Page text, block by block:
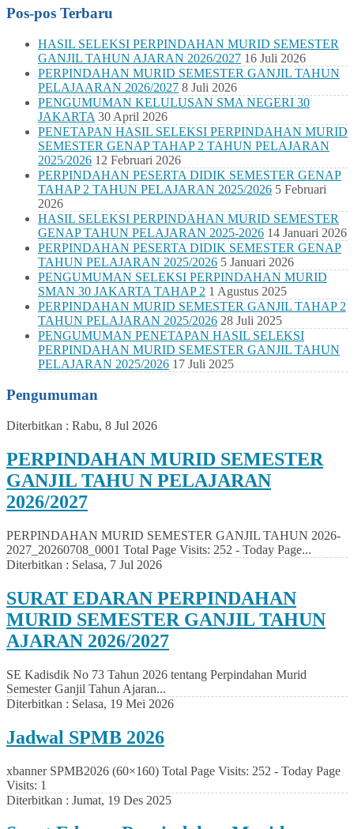
Pos-pos Terbaru
HASIL SELEKSI PERPINDAHAN MURID SEMESTER
GANJIL TAHUN AJARAN 2026/2027 16 Juli 2026
PERPINDAHAN MURID SEMESTER GANJIL TAHUN
PELAJAARAN 2026/2027 8 Juli 2026
PENGUMUMAN KELULUSAN SMA NEGERI 30
JAKARTA 30 April 2026
PENETAPAN HASIL SELEKSI PERPINDAHAN MURID
SEMESTER GENAP TAHAP 2 TAHUN PELAJARAN
2025/2026 12 Februari 2026
PERPINDAHAN PESERTA DIDIK SEMESTER GENAP
TAHAP 2 TAHUN PELAJARAN 2025/2026 5 Februari
2026
HASIL SELEKSI PERPINDAHAN MURID SEMESTER
GENAP TAHUN PELAJARAN 2025-2026 14 Januari 2026
PERPINDAHAN PESERTA DIDIK SEMESTER GENAP
TAHUN PELAJARAN 2025/2026 5 Januari 2026
PENGUMUMAN SELEKSI PERPINDAHAN MURID
SMAN 30 JAKARTA TAHAP 2 1 Agustus 2025
PERPINDAHAN MURID SEMESTER GANJIL TAHAP 2
TAHUN PELAJARAN 2025/2026 28 Juli 2025
PENGUMUMAN PENETAPAN HASIL SELEKSI
PERPINDAHAN MURID SEMESTER GANJIL TAHUN
PELAJARAN 2025/2026 17 Juli 2025
Pengumuman
Diterbitkan : Rabu, 8 Jul 2026
PERPINDAHAN MURID SEMESTER
GANJIL TAHU N PELAJARAN
2026/2027
PERPINDAHAN MURID SEMESTER GANJIL TAHUN 2026-
2027_20260708_0001 Total Page Visits: 252 - Today Page...
Diterbitkan : Selasa, 7 Jul 2026
SURAT EDARAN PERPINDAHAN
MURID SEMESTER GANJIL TAHUN
AJARAN 2026/2027
SE Kadisdik No 73 Tahun 2026 tentang Perpindahan Murid
Semester Ganjil Tahun Ajaran...
Diterbitkan : Selasa, 19 Mei 2026
Jadwal SPMB 2026
xbanner SPMB2026 (60×160) Total Page Visits: 252 - Today Page
Visits: 1
Diterbitkan : Jumat, 19 Des 2025